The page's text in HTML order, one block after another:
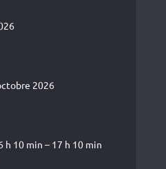
2026
h 10 min – 17 h 10 min